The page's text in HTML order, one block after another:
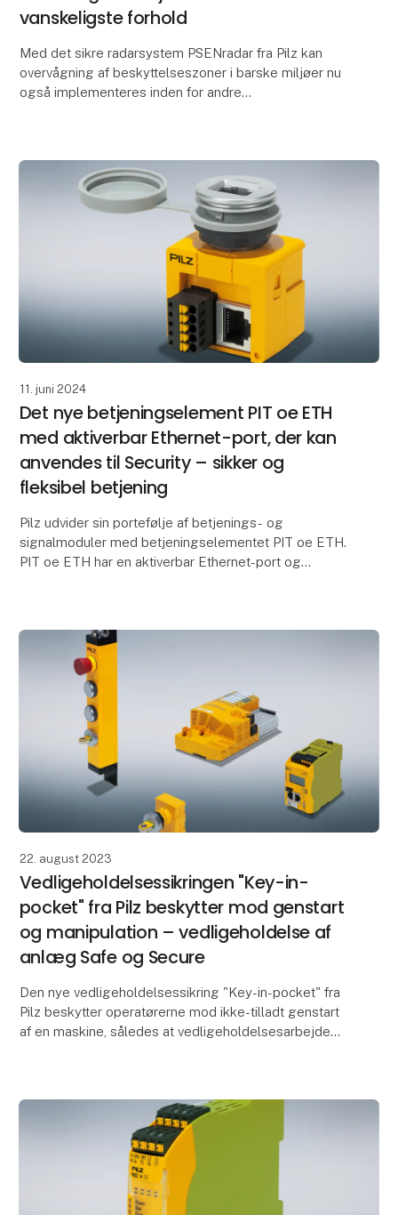
vanskeligste forhold
Med det sikre radarsystem PSENradar fra Pilz kan
overvågning af beskyttelseszoner i barske miljøer nu
også implementeres inden for andre
11. juni 2024
Det nye betjeningselement PIT oe ETH
med aktiverbar Ethernet-port, der kan
anvendes til Security – sikker og
fleksibel betjening
Pilz udvider sin portefølje af betjenings- og
signalmoduler med betjeningselementet PIT oe ETH.
PIT oe ETH har en aktiverbar Ethernet-port og
22. august 2023
Vedligeholdelsessikringen "Key-in-
pocket" fra Pilz beskytter mod genstart
og manipulation – vedligeholdelse af
anlæg Safe og Secure
Den nye vedligeholdelsessikring "Key-in-pocket" fra
Pilz beskytter operatørerne mod ikke-tilladt genstart
af en maskine, således at vedligeholdelsesarbejde